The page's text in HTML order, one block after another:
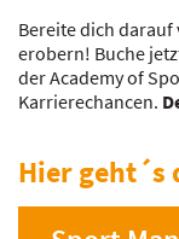
Bereite dich darauf
erobern! Buche
der Academy of
Karrierechancen.
Hier